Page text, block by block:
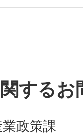
するお
政策課